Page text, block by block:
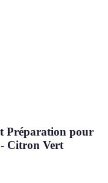
Préparation pour
Citron Vert